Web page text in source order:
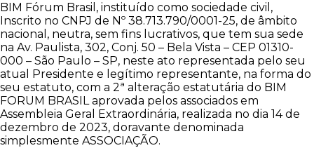
BIM Fórum Brasil, instituído como sociedade civil,
Inscrito no CNPJ de Nº 38.713.790/0001-25, de âmbito
nacional, neutra, sem fins lucrativos, que tem sua sede
na Av. Paulista, 302, Conj. 50 – Bela Vista – CEP 01310-
000 – São Paulo – SP, neste ato representada pelo seu
atual Presidente e legítimo representante, na forma do
seu estatuto, com a 2ª alteração estatutária do BIM
FORUM BRASIL aprovada pelos associados em
Assembleia Geral Extraordinária, realizada no dia 14 de
dezembro de 2023, doravante denominada
simplesmente ASSOCIAÇÃO.